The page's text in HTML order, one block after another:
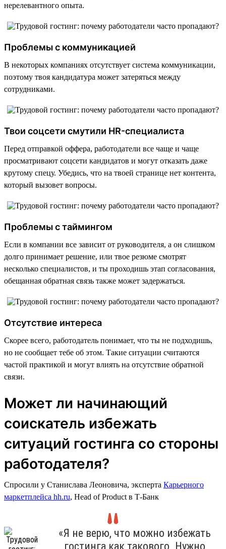
нерелевантного опыта.
Проблемы с коммуникацией
В некоторых компаниях отсутствует система коммуникации,
поэтому твоя кандидатура может затеряться между
сотрудниками.
Твои соцсети смутили HR-специалиста
Перед отправкой оффера, работодатели все чаще и чаще
просматривают соцсети кандидатов и могут отказать даже
крутому спецу. Убедись, что на твоей странице нет контента,
который вызовет вопросы.
Проблемы с таймингом
Если в компании все зависит от руководителя, а он слишком
долго принимает решение, или твое резюме смотрят
несколько специалистов, и ты проходишь этап согласования,
обещанная обратная связь также может задержаться.
Отсутствие интереса
Скорее всего, работодатель понимает, что ты не подходишь,
но не сообщает тебе об этом. Такие ситуации считаются
частой практикой и могут влиять на отсутствие обратной
связи.
Может ли начинающий
соискатель избежать
ситуаций гостинга со стороны
работодателя?
Спросили у Станислава Леоновича, эксперта Карьерного
маркетплейса hh.ru, Head of Product в Т-Банк
«Я не верю, что можно избежать
гостинга как такового. Нужно